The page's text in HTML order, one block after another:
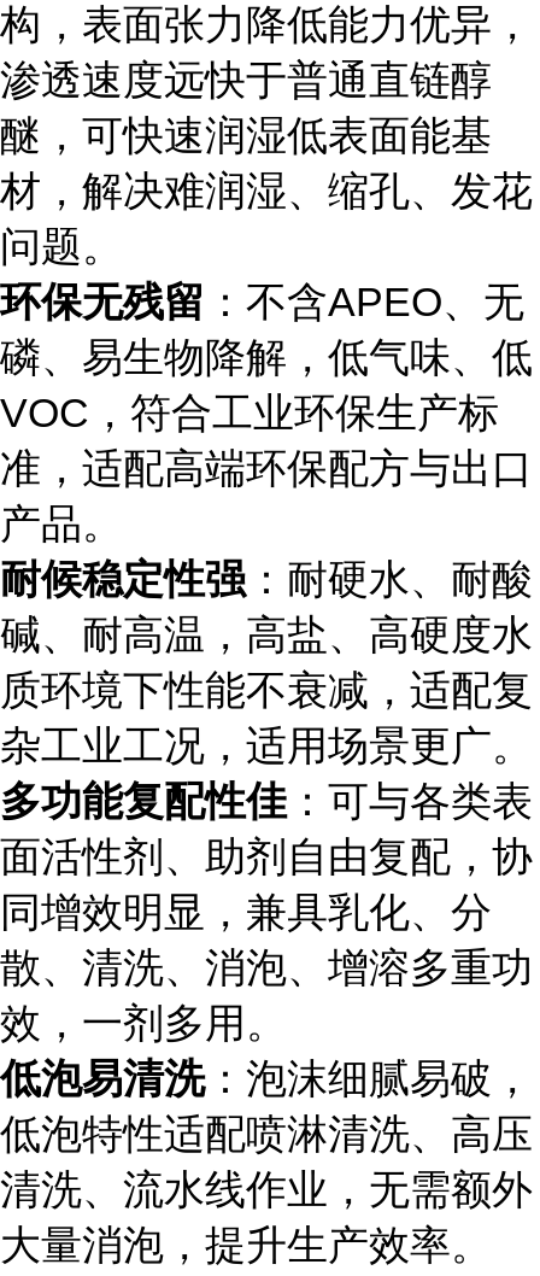
构，表面张力降低能力优异，
渗透速度远快于普通直链醇
醚，可快速润湿低表面能基
材，解决难润湿、缩孔、发花
问题。
环保无残留 ：不含APEO、无
磷、易生物降解，低气味、低
VOC，符合工业环保生产标
准，适配高端环保配方与出口
产品。
耐候稳定性强 ：耐硬水、耐酸
碱、耐高温，高盐、高硬度水
质环境下性能不衰减，适配复
杂工业工况，适用场景更广。
多功能复配性佳 ：可与各类表
面活性剂、助剂自由复配，协
同增效明显，兼具乳化、分
散、清洗、消泡、增溶多重功
效，一剂多用。
低泡易清洗：泡沫细腻易破，
低泡特性适配喷淋清洗、高压
清洗、流水线作业，无需额外
大量消泡，提升生产效率。